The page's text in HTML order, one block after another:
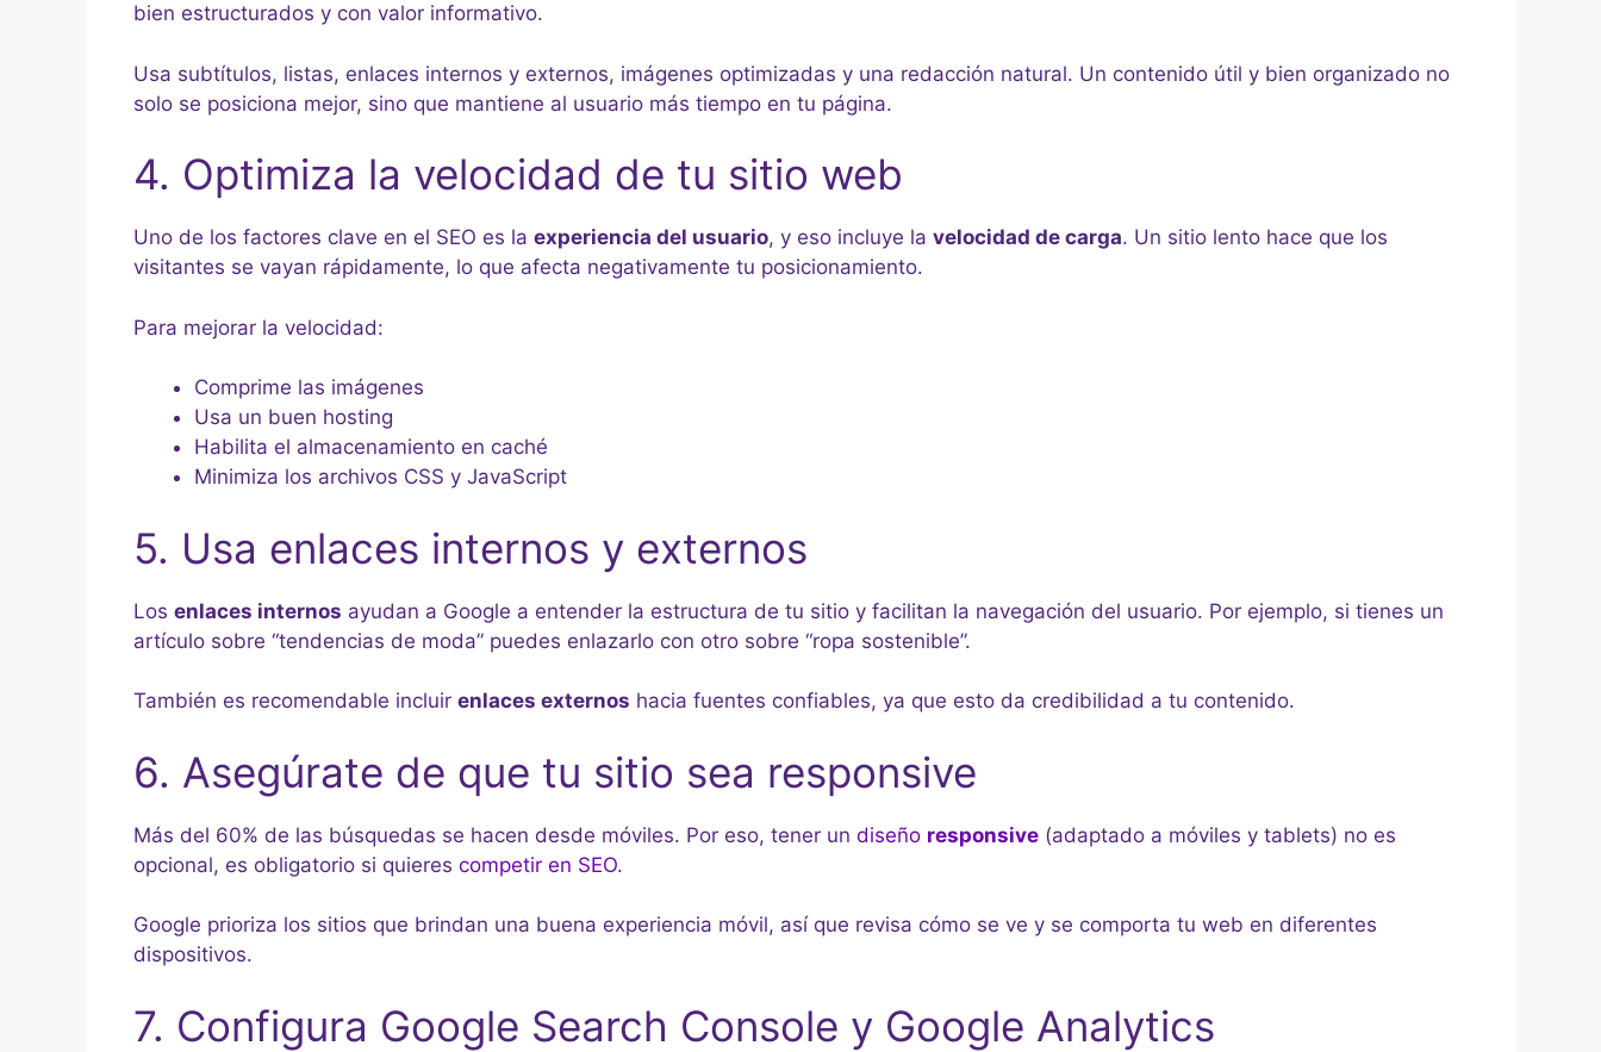
bien estructurados y con valor informativo.
Usa subtítulos, listas, enlaces internos y externos, imágenes optimizadas y una redacción natural. Un contenido útil y bien organizado no
solo se posiciona mejor, sino que mantiene al usuario más tiempo en tu página.
4. Optimiza la velocidad de tu sitio web
Uno de los factores clave en el SEO es la experiencia del usuario, y eso incluye la velocidad de carga. Un sitio lento hace que los
visitantes se vayan rápidamente, lo que afecta negativamente tu posicionamiento.
Para mejorar la velocidad:
Comprime las imágenes
Usa un buen hosting
Habilita el almacenamiento en caché
Minimiza los archivos CSS y JavaScript
5. Usa enlaces internos y externos
Los enlaces internos ayudan a Google a entender la estructura de tu sitio y facilitan la navegación del usuario. Por ejemplo, si tienes un
artículo sobre “tendencias de moda” puedes enlazarlo con otro sobre “ropa sostenible”.
También es recomendable incluir enlaces externos hacia fuentes confiables, ya que esto da credibilidad a tu contenido.
6. Asegúrate de que tu sitio sea responsive
Más del 60% de las búsquedas se hacen desde móviles. Por eso, tener un diseño responsive (adaptado a móviles y tablets) no es
opcional, es obligatorio si quieres competir en SEO.
Google prioriza los sitios que brindan una buena experiencia móvil, así que revisa cómo se ve y se comporta tu web en diferentes
dispositivos.
7. Configura Google Search Console y Google Analytics